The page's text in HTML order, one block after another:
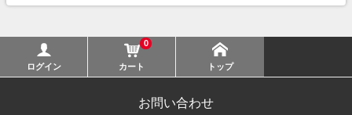
ログイン
0
カート トップ
お問い合わせ